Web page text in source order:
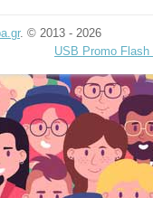
. © 2013 - 2026
USB Promo Flash